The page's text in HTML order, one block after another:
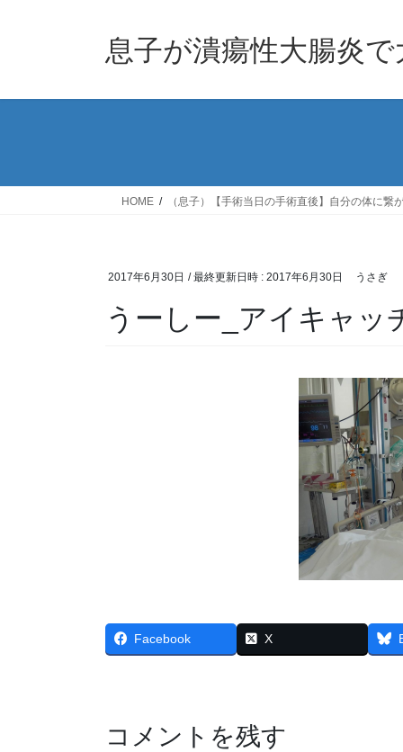
息子が潰瘍性大腸炎
HOME （息子）【手術当日の手術直後】自分の体に繋
2017年6月30日 / 最終更新日時 : 2017年6月30日 うさぎ
うーしー_アイキャッ
Facebook X
コメントを残す